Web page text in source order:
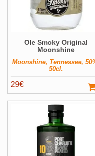
Ole Smoky Original
Moonshine
Moonshine, Tennessee,
50cl.
29€